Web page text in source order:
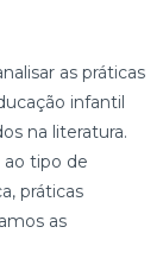
as práticas
infantil
na literatura.
tipo de
práticas
as